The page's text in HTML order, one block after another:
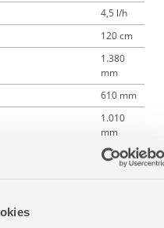
4,5 l/h
120 cm
1.380
mm
610 mm
1.010
mm